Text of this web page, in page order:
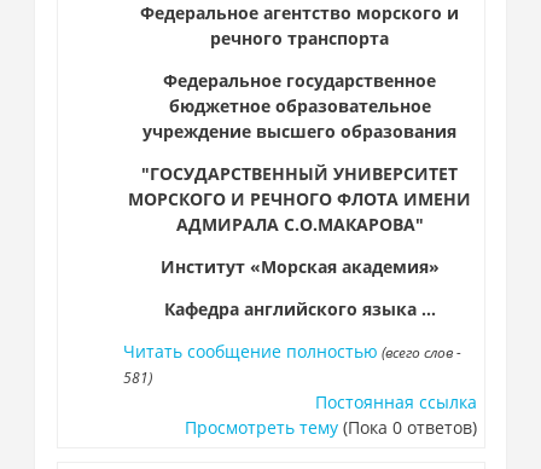
Федеральное агентство морского и
речного транспорта
Федеральное государственное
бюджетное образовательное
учреждение высшего образования
"ГОСУДАРСТВЕННЫЙ УНИВЕРСИТЕТ
МОРСКОГО И РЕЧНОГО ФЛОТА ИМЕНИ
АДМИРАЛА С.О.МАКАРОВА"
Институт «Морская академия»
Кафедра английского языка ...
Читать сообщение полностью (всего слов -
581)
Постоянная ссылка
Просмотреть тему(Пока 0 ответов)